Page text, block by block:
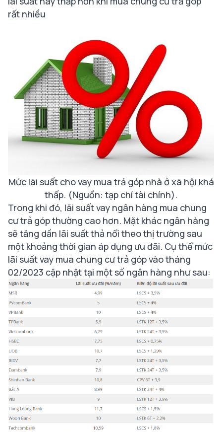
rất nhiều
Mức lãi suất cho vay mua trả góp nhà ở xã hội khá
thấp. (Nguồn: tạp chí tài chính).
Trong khi đó, lãi suất vay ngân hàng mua chung
cư trả góp thường cao hơn. Mặt khác ngân hàng
sẽ tăng dần lãi suất thả nổi theo thị trường sau
một khoảng thời gian áp dụng ưu đãi. Cụ thể mức
lãi suất vay mua chung cư trả góp vào tháng
02/2023 cập nhật tại một số ngân hàng như sau: